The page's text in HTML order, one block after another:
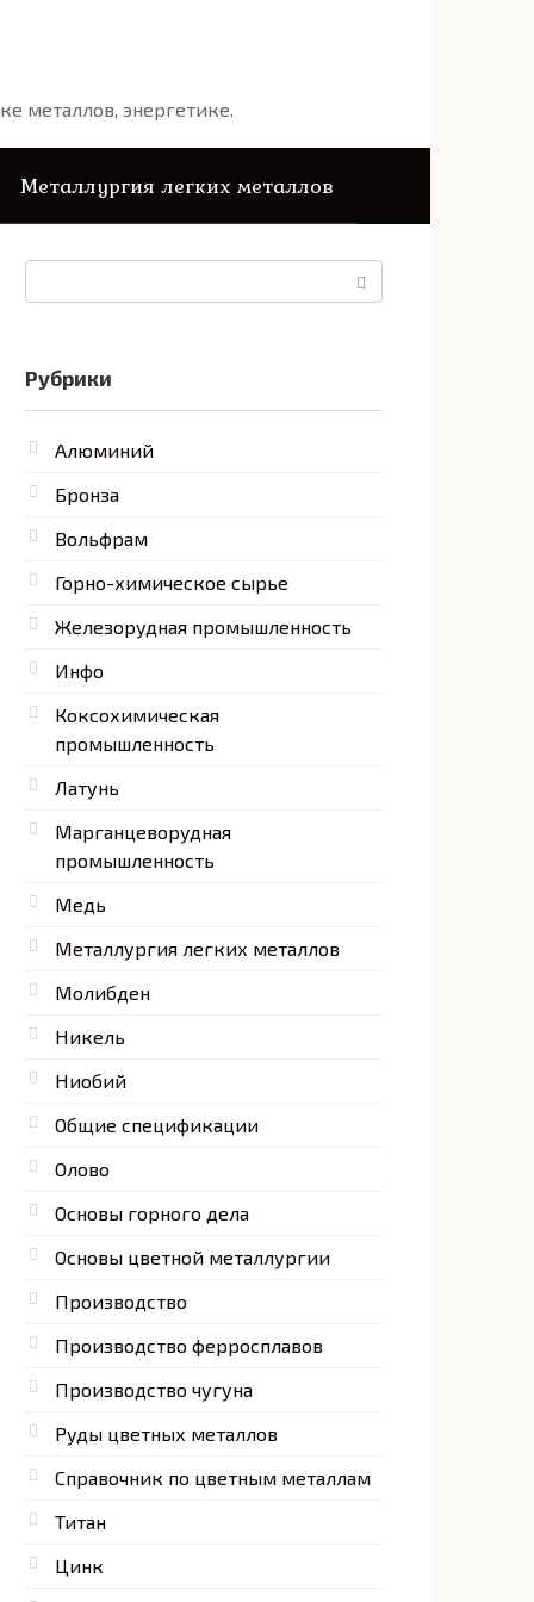
металлов, энергетике.
Металлургия легких металлов
элементов
Sn Zn
7,5 — —
8,5 0,3
Рубрики
Алюминий
Бронза
Вольфрам
Горно-химическое сырье
Железорудная промышленность
Инфо
Коксохимическая
промышленность
Латунь
Марганцеворудная
промышленность
Медь
Металлургия легких металлов
Молибден
Никель
Ниобий
Общие спецификации
Олово
Основы горного дела
Основы цветной металлургии
Производство
Производство ферросплавов
Производство чугуна
Руды цветных металлов
Справочник по цветным металлам
Титан
Цинк